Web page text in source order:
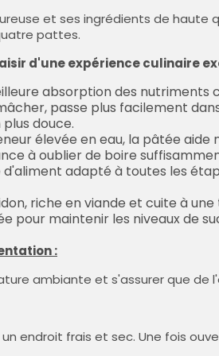
et ses ingrédients de
pattes.
d'une expérience culinaire
absorption des nutriments
passe plus facilement
douce.
élevée en eau, la pâtée
à oublier de boire
adapté à toutes les
riche en viande et cuite à
pour maintenir les niveaux de
:
ambiante et s'assurer que de
endroit frais et sec. Une fois